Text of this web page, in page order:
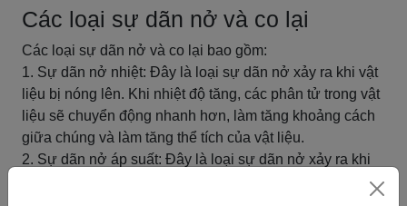
Các loại sự dãn nở và co lại
Các loại sự dãn nở và co lại bao gồm:
1. Sự dãn nở nhiệt: Đây là loại sự dãn nở xảy ra khi vật
liệu bị nóng lên. Khi nhiệt độ tăng, các phân tử trong vật
liệu sẽ chuyển động nhanh hơn, làm tăng khoảng cách
giữa chúng và làm tăng thể tích của vật liệu.
2. Sự dãn nở áp suất: Đây là loại sự dãn nở xảy ra khi
áp suất trên vật liệu tăng lên. Khi áp suất tăng, các phân